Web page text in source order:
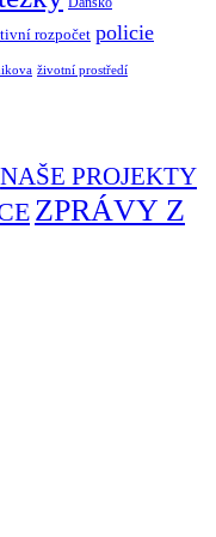
rozpočet policie
životní prostředí
NAŠE PROJEKTY
ZPRÁVY Z